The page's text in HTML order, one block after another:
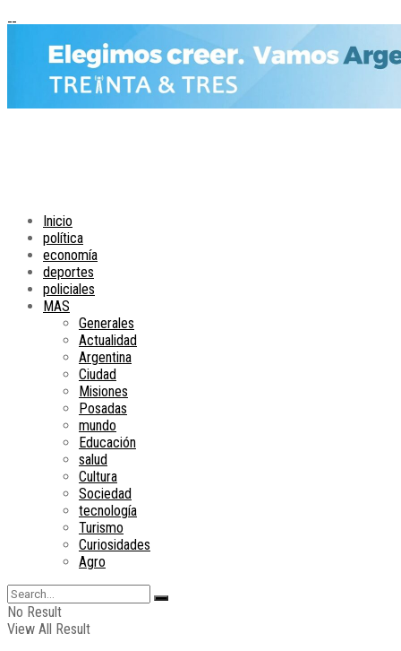
Inicio
política
economía
deportes
policiales
MAS
Generales
Actualidad
Argentina
Ciudad
Misiones
Posadas
mundo
Educación
salud
Cultura
Sociedad
tecnología
Turismo
Curiosidades
Agro
No Result
View All Result